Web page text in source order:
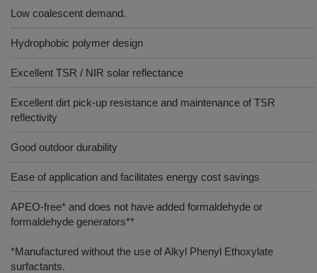
Low coalescent demand.
Hydrophobic polymer design
Excellent TSR / NIR solar reflectance
Excellent dirt pick-up resistance and maintenance of TSR
reflectivity
Good outdoor durability
Ease of application and facilitates energy cost savings
APEO-free* and does not have added formaldehyde or
formaldehyde generators**
*Manufactured without the use of Alkyl Phenyl Ethoxylate
surfactants.